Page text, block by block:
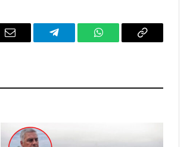
Email Telegram WhatsAppCopy